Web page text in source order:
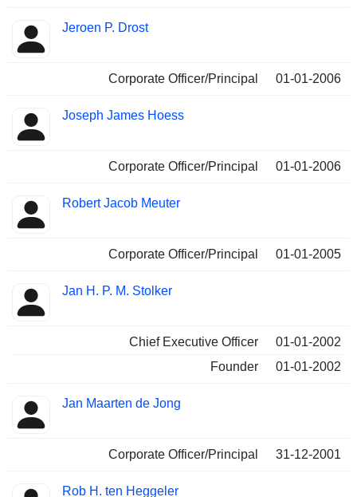
Jeroen P. Drost
Corporate Officer/Principal 01-01-2006
Joseph James Hoess
Corporate Officer/Principal 01-01-2006
Robert Jacob Meuter
Corporate Officer/Principal 01-01-2005
Jan H. P. M. Stolker
Chief Executive Officer
01-01-2002
Founder
01-01-2002
Jan Maarten de Jong
Corporate Officer/Principal 31-12-2001
Rob H. ten Heggeler